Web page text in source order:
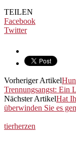
TEILEN
Facebook
Twitter
Vorheriger Artikel
Trennungsangst: Ein
Nächster ArtikelHat
überwinden Sie es
tierherzen